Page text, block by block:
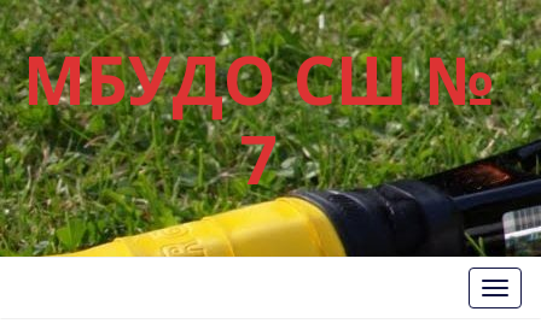
МБУДО СШ №
7
Вкл/
Выкл